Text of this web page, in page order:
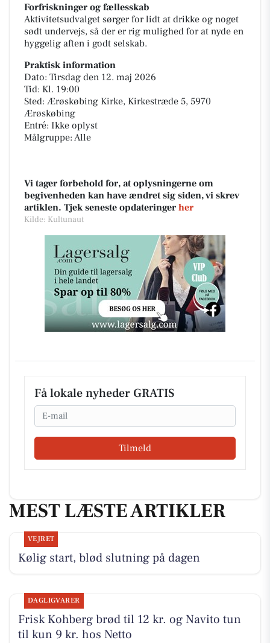
Forfriskninger og fællesskab
Aktivitetsudvalget sørger for lidt at drikke og noget
sødt undervejs, så der er rig mulighed for at nyde en
hyggelig aften i godt selskab.
Praktisk information
Dato: Tirsdag den 12. maj 2026
Tid: Kl. 19:00
Sted: Ærøskøbing Kirke, Kirkestræde 5, 5970
Ærøskøbing
Entré: Ikke oplyst
Målgruppe: Alle
Vi tager forbehold for, at oplysningerne om
begivenheden kan have ændret sig siden, vi skrev
artiklen. Tjek seneste opdateringer her
Kilde: Kultunaut
Få lokale nyheder GRATIS
Email
Tilmeld
MEST LÆSTE ARTIKLER
VEJRET
Kølig start, blød slutning på dagen
DAGLIGVARER
Frisk Kohberg brød til 12 kr. og Navito tun
til kun 9 kr. hos Netto